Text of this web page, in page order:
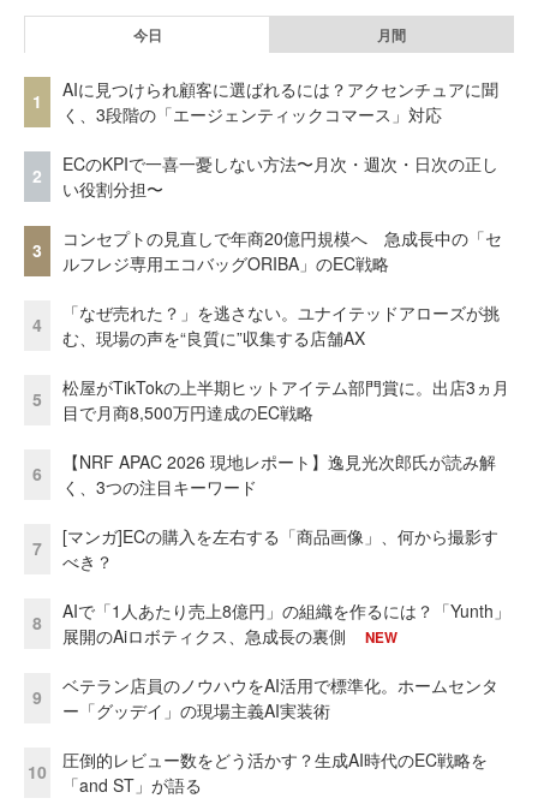
今日 月間
1
AIに見つけられ顧客に選ばれるには？アクセンチュアに聞
く、3段階の「エージェンティックコマース」対応
2
ECのKPIで一喜一憂しない方法〜月次・週次・日次の正し
い役割分担〜
3
コンセプトの見直しで年商20億円規模へ 急成長中の「セ
ルフレジ専用エコバッグORIBA」のEC戦略
4
「なぜ売れた？」を逃さない。ユナイテッドアローズが挑
む、現場の声を“良質に”収集する店舗AX
5
松屋がTikTokの上半期ヒットアイテム部門賞に。出店3ヵ月
目で月商8,500万円達成のEC戦略
6
【NRF APAC 2026 現地レポート】逸見光次郎氏が読み解
く、3つの注目キーワード
7
[マンガ]ECの購入を左右する「商品画像」、何から撮影す
べき？
8
AIで「1人あたり売上8億円」の組織を作るには？「Yunth」
展開のAiロボティクス、急成長の裏側
NEW
9
ベテラン店員のノウハウをAI活用で標準化。ホームセンタ
ー「グッデイ」の現場主義AI実装術
10
圧倒的レビュー数をどう活かす？生成AI時代のEC戦略を
「and ST」が語る